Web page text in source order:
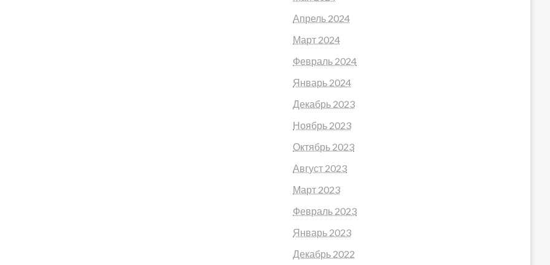
Апрель 2024
Март 2024
Февраль 2024
Январь 2024
Декабрь 2023
Ноябрь 2023
Октябрь 2023
Август 2023
Март 2023
Февраль 2023
Январь 2023
Декабрь 2022